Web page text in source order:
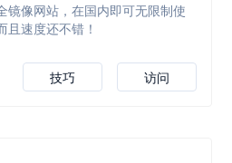
镜像网站，在国内即可无限制使
且速度还不错！
访问
技巧